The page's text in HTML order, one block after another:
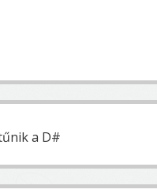
a D#